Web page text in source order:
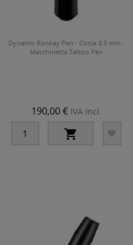
Dynamic Ronkay Pen - Corsa 3.5 mm -
Macchinetta Tattoo Pen
190,00 € IVA Incl.
 